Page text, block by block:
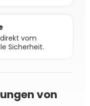
vom
Sicherheit.
von